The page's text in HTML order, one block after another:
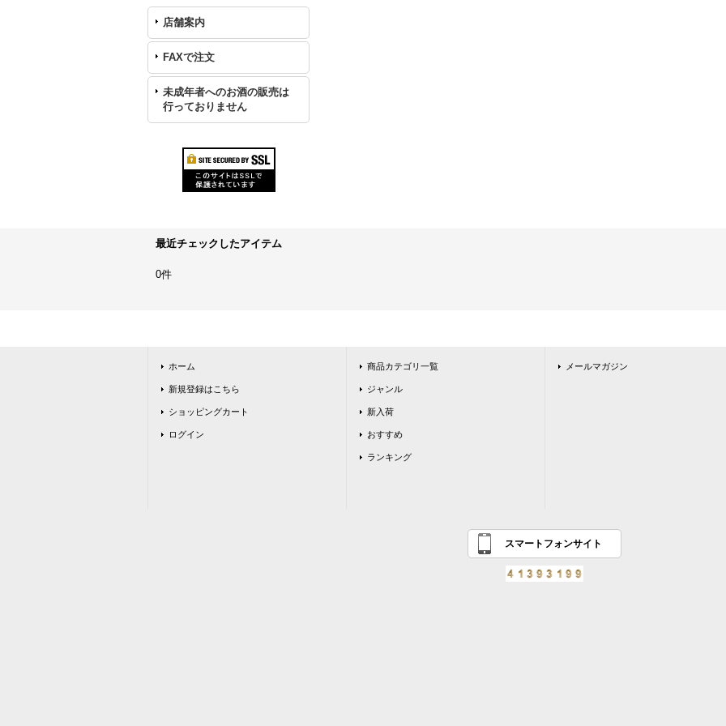
店舗案内
FAXで注文
未成年者へのお酒の販売は
行っておりません
最近チェックしたアイテム
0件
ホーム
新規登録はこちら
ショッピングカート
ログイン
商品カテゴリ一覧
ジャンル
新入荷
おすすめ
ランキング
メールマガジン
スマートフォンサイト